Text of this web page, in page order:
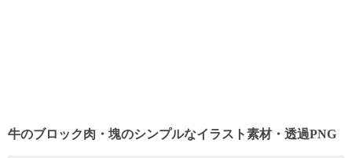
牛のブロック肉・塊のシンプルなイラスト素材・透過PNG